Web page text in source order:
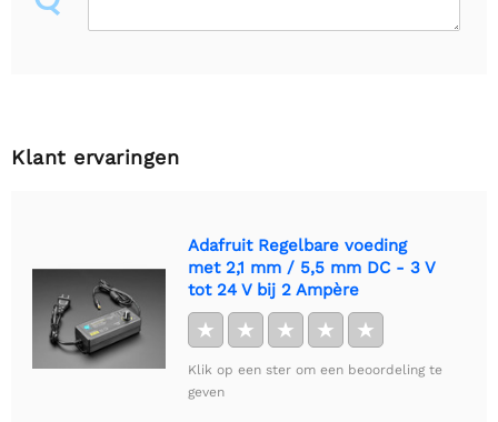
Klant ervaringen
Adafruit Regelbare voeding
met 2,1 mm / 5,5 mm DC - 3 V
tot 24 V bij 2 Ampère
★ ★ ★ ★ ★
Klik op een ster om een beoordeling te
geven